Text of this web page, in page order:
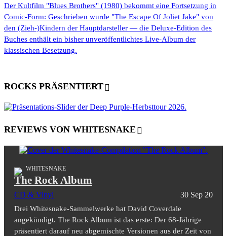
Der Kultfilm "Blues Brothers" (1980) bekommt eine Fortsetzung in
Comic-Form: Geschrieben wurde "The Escape Of Joliet Jake" von
den (Zieh-)Kindern der Hauptdarsteller — die Deluxe-Edition des
Buches enthält ein bisher unveröffentlichtes Live-Album der
klassischen Besetzung.
ROCKS PRÄSENTIERT
REVIEWS VON WHITESNAKE
WHITESNAKE
The Rock Album
CD & Vinyl 30 Sep 20
Drei Whitesnake-Sammelwerke hat David Coverdale
angekündigt. The Rock Album ist das erste: Der 68-Jährige
präsentiert darauf neu abgemischte Versionen aus der Zeit von